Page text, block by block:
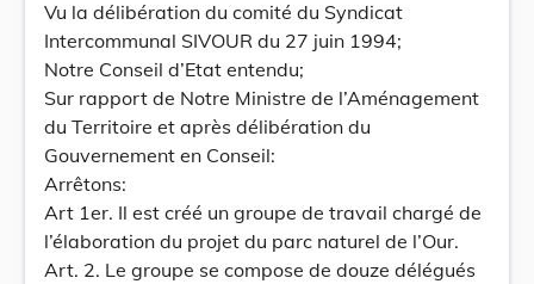
Vu la délibération du comité du Syndicat
Intercommunal SIVOUR du 27 juin 1994;
Notre Conseil d’Etat entendu;
Sur rapport de Notre Ministre de l’Aménagement
du Territoire et après délibération du
Gouvernement en Conseil:
Arrêtons:
Art 1er. Il est créé un groupe de travail chargé de
l’élaboration du projet du parc naturel de l’Our.
Art. 2. Le groupe se compose de douze délégués